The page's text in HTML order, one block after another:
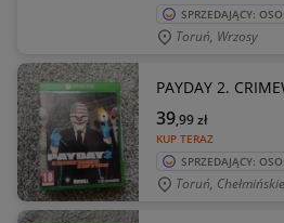
SPRZEDAJĄCY:
Toruń, Wrzosy
PAYDAY 2.
KUP TERAZ
39,99zł
SPRZEDAJĄCY:
Toruń,